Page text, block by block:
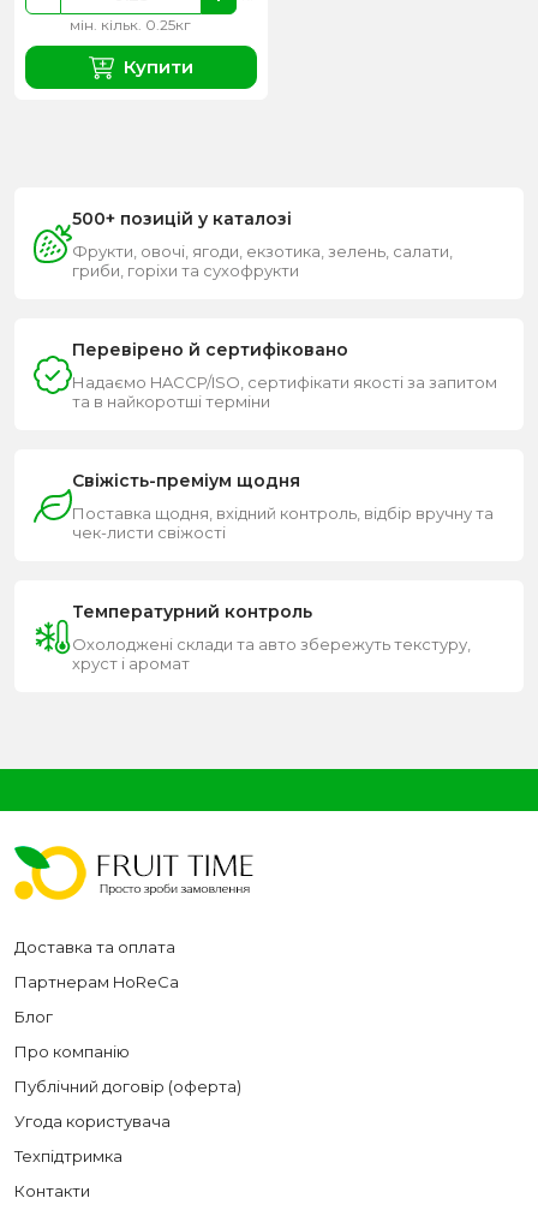
мін. кільк. 0.25кг
Купити
500+ позицій у каталозі
Фрукти, овочі, ягоди, екзотика, зелень, салати,
гриби, горіхи та сухофрукти
Перевірено й сертифіковано
Надаємо HACCP/ISO, сертифікати якості за запитом
та в найкоротші терміни
Свіжість-преміум щодня
Поставка щодня, вхідний контроль, відбір вручну та
чек-листи свіжості
Температурний контроль
Охолоджені склади та авто збережуть текстуру,
хруст і аромат
Доставка та оплата
Партнерам HoReCa
Блог
Про компанію
Публічний договір (оферта)
Угода користувача
Техпідтримка
Контакти